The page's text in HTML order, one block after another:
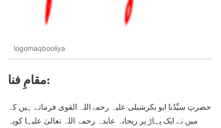
logomaqbooliya
مقامِ فنا:
حضرتِ سیِّدُنا ابو بکرشبلی علیہ رحمۃاللہ القوی فرماتے ہیں کہ
میں نے ایک پہاڑ پر ریحانہ عابدہ رحمۃ اللہ تعالیٰ علیہا کویہ